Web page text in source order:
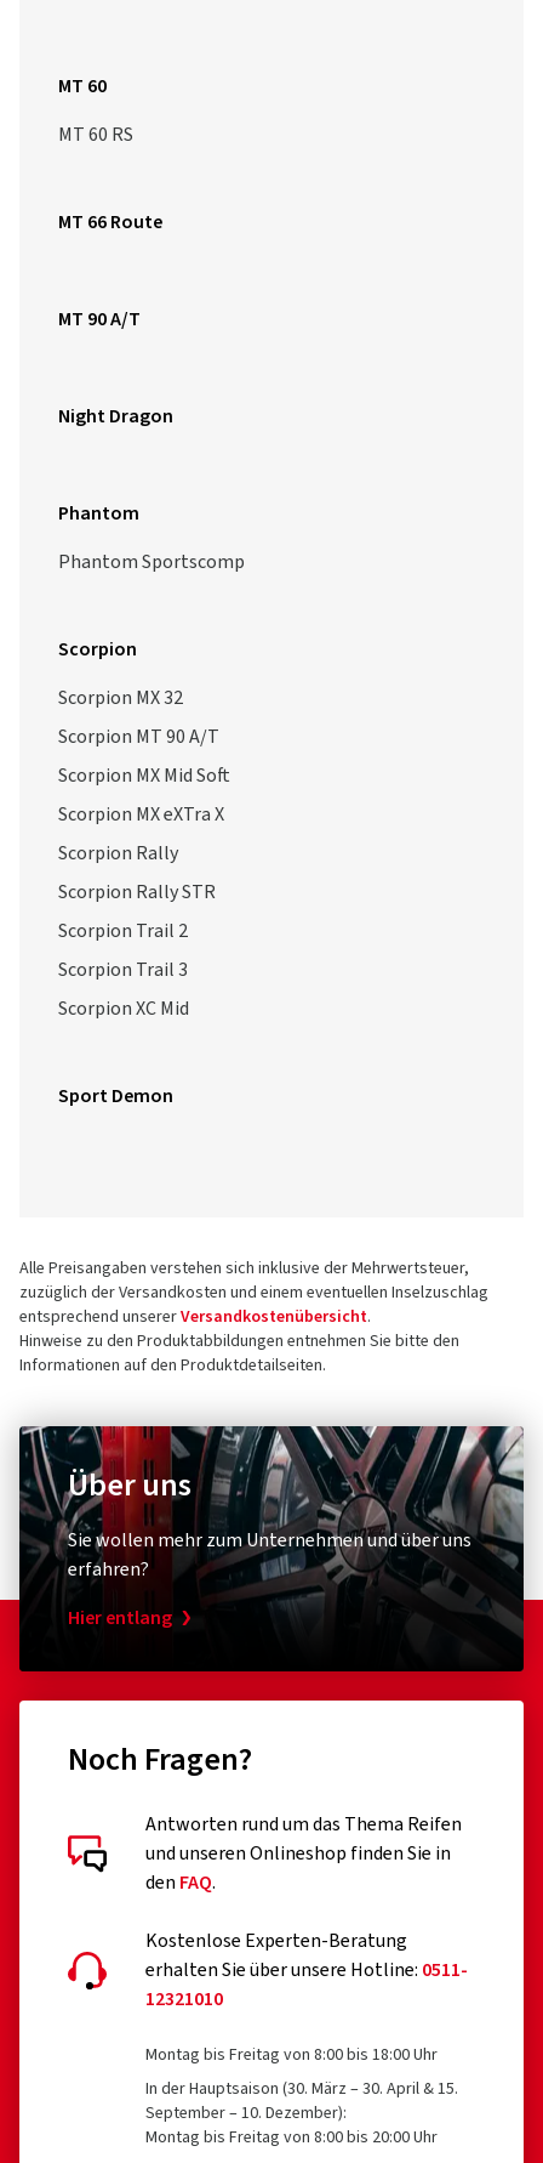
MT 60
MT 60 RS
MT 66 Route
MT 90 A/T
Night Dragon
Phantom
Phantom Sportscomp
Scorpion
Scorpion MX 32
Scorpion MT 90 A/T
Scorpion MX Mid Soft
Scorpion MX eXTra X
Scorpion Rally
Scorpion Rally STR
Scorpion Trail 2
Scorpion Trail 3
Scorpion XC Mid
Sport Demon
Alle Preisangaben verstehen sich inklusive der Mehrwertsteuer,
zuzüglich der Versandkosten und einem eventuellen Inselzuschlag
entsprechend unsererVersandkostenübersicht.
Hinweise zu den Produktabbildungen entnehmen Sie bitte den
Informationen auf den Produktdetailseiten.
Über uns
Sie wollen mehr zum Unternehmen und über uns
erfahren?
Hier entlang
Noch Fragen?
Antworten rund um das Thema Reifen
und unseren Onlineshop finden Sie in
den FAQ.
Kostenlose Experten-Beratung
erhalten Sie über unsere Hotline: 0511-
12321010
Montag bis Freitag von 8:00 bis 18:00 Uhr
In der Hauptsaison (30. März – 30. April & 15.
September – 10. Dezember):
Montag bis Freitag von 8:00 bis 20:00 Uhr